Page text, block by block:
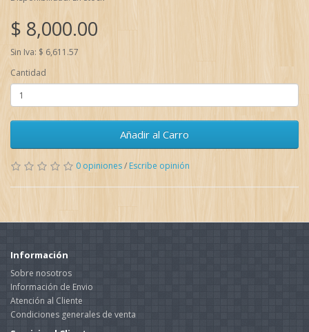
$ 8,000.00
Sin Iva: $ 6,611.57
Cantidad
Añadir al Carro
0 opiniones/ Escribe opinión
Información
Sobre nosotros
Información de Envio
Atención al Cliente
Condiciones generales de venta